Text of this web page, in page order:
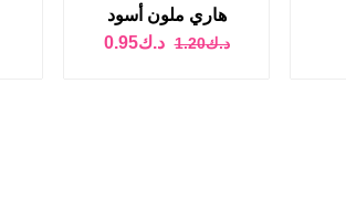
هاري ملون أسود
د.ك1.20 د.ك0.95